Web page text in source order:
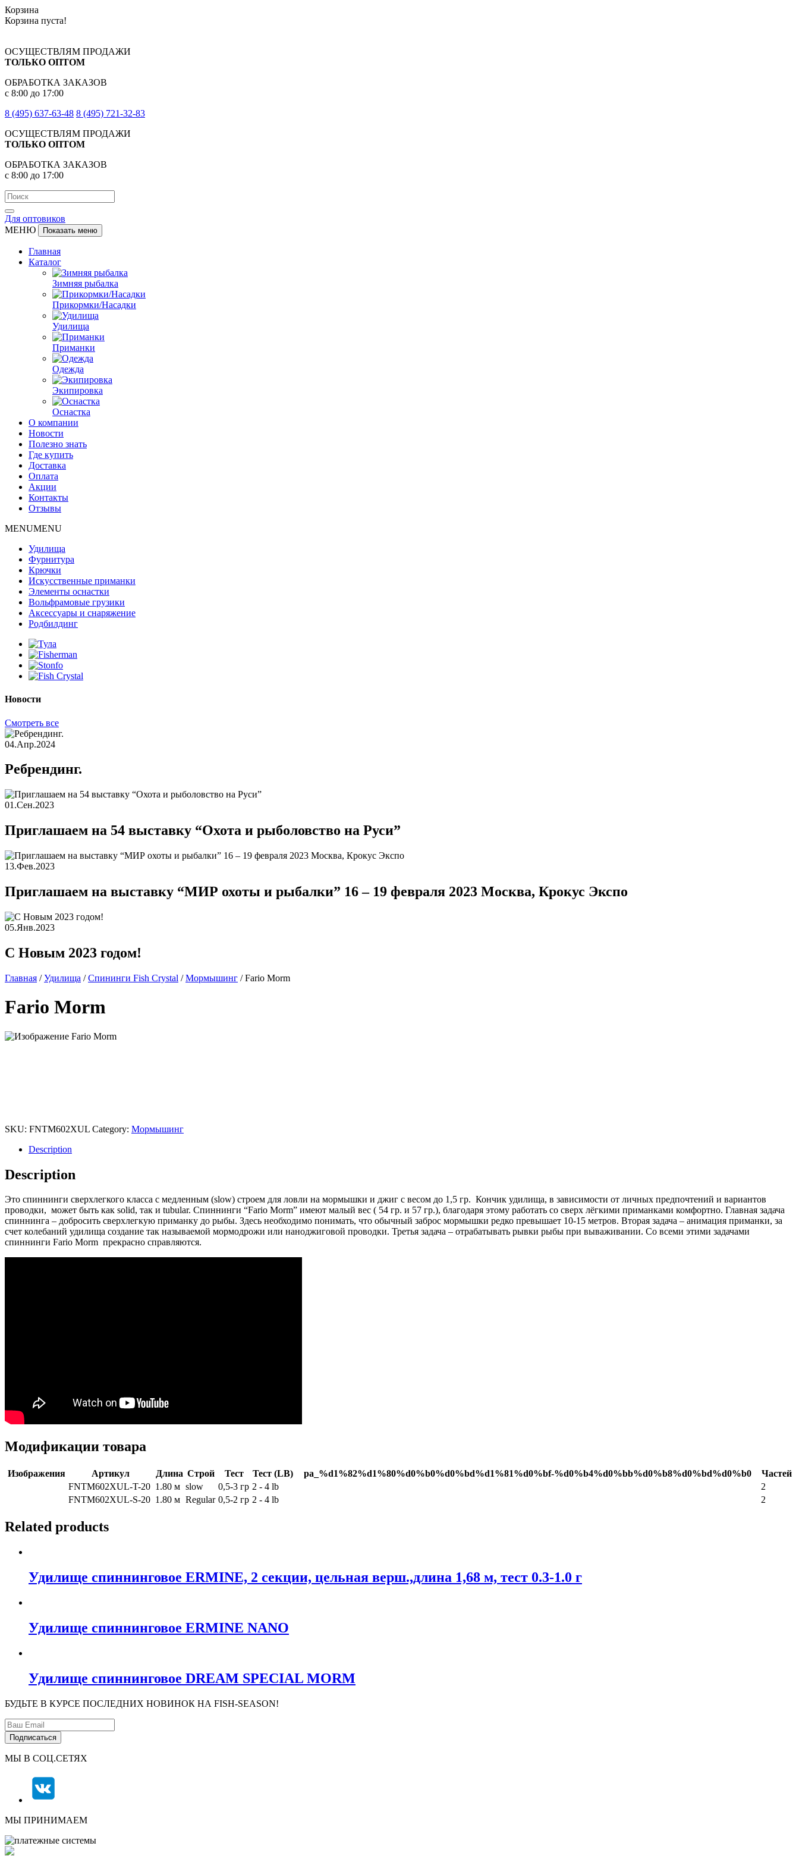
Корзина
Корзина пуста!
ОСУЩЕСТВЛЯМ ПРОДАЖИ
ТОЛЬКО ОПТОМ
ОБРАБОТКА ЗАКАЗОВ
с 8:00 до 17:00
8 (495) 637-63-48 8 (495) 721-32-83
ОСУЩЕСТВЛЯМ ПРОДАЖИ
ТОЛЬКО ОПТОМ
ОБРАБОТКА ЗАКАЗОВ
с 8:00 до 17:00
Для оптовиков
МЕНЮ
Показать меню
Главная
Каталог
Зимняя рыбалка
Прикормки/Насадки
Удилища
Приманки
Одежда
Экипировка
Оснастка
О компании
Новости
Полезно знать
Где купить
Доставка
Оплата
Акции
Контакты
Отзывы
MENUMENU
Удилища
Фурнитура
Крючки
Искусственные приманки
Элементы оснастки
Вольфрамовые грузики
Аксессуары и снаряжение
Родбилдинг
Новости
Смотреть все
04.Апр.2024
Ребрендинг.
01.Сен.2023
Приглашаем на 54 выставку “Охота и рыболовство на Руси”
13.Фев.2023
Приглашаем на выставку “МИР охоты и рыбалки” 16 – 19 февраля 2023 Москва, Крокус Экспо
05.Янв.2023
С Новым 2023 годом!
Главная /Удилища /Спининги Fish Crystal /Мормышинг /Fario Morm
Fario Morm
SKU: FNTM602XUL Category: Мормышинг
Description
Description
Это спиннинги сверхлегкого класса с медленным (slow) строем для ловли на мормышки и джиг с весом до 1,5 гр. Кончик удилища, в зависимости от личных предпочтений и вариантов
проводки, может быть как solid, так и tubular. Спиннинги “Fario Morm” имеют малый вес ( 54 гр. и 57 гр.), благодаря этому работать со сверх лёгкими приманками комфортно. Главная задача
спиннинга – добросить сверхлегкую приманку до рыбы. Здесь необходимо понимать, что обычный заброс мормышки редко превышает 10-15 метров. Вторая задача – анимация приманки, за
счет колебаний удилища создание так называемой мормодрожи или наноджиговой проводки. Третья задача – отрабатывать рывки рыбы при вываживании. Со всеми этими задачами
спиннинги Fario Morm прекрасно справляются.
Модификации товара
Изображения Артикул Длина Строй Тест Тест (LB) pa_%d1%82%d1%80%d0%b0%d0%bd%d1%81%d0%bf-%d0%b4%d0%bb%d0%b8%d0%bd%d0%b0
Частей
FNTM602XUL-T-20 1.80 м slow 0,5-3 гр 2 - 4 lb
2
FNTM602XUL-S-20 1.80 м Regular 0,5-2 гр 2 - 4 lb 2
Related products
Удилище спиннинговое ERMINE, 2 секции, цельная верш.,длина 1,68 м, тест 0.3-1.0 г
Удилище спиннинговое ERMINE NANO
Удилище спиннинговое DREAM SPECIAL MORM
БУДЬТЕ В КУРСЕ ПОСЛЕДНИХ НОВИНОК НА FISH-SEASON!
МЫ В СОЦ.СЕТЯХ
МЫ ПРИНИМАЕМ